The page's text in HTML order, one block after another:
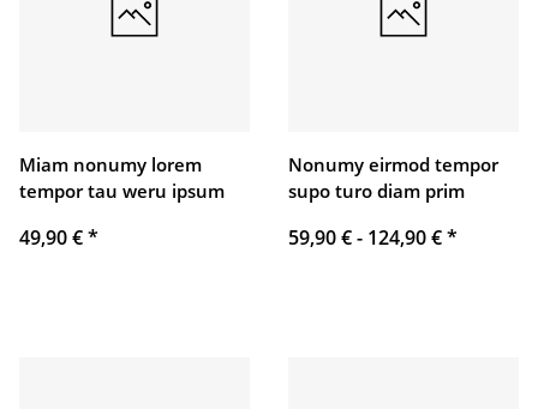
Miam nonumy lorem
tempor tau weru ipsum
49,90 €*
Nonumy eirmod tempor
supo turo diam prim
59,90 € - 124,90 €*